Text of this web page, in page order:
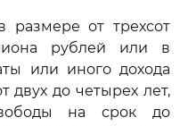
размере от трехсот
рублей или в
или иного дохода
двух до четырех лет,
на срок до